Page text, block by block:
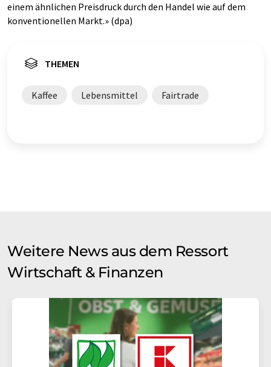
einem ähnlichen Preisdruck durch den Handel wie auf dem
konventionellen Markt.» (dpa)
THEMEN
Kaffee Lebensmittel Fairtrade
Weitere News aus dem Ressort
Wirtschaft & Finanzen